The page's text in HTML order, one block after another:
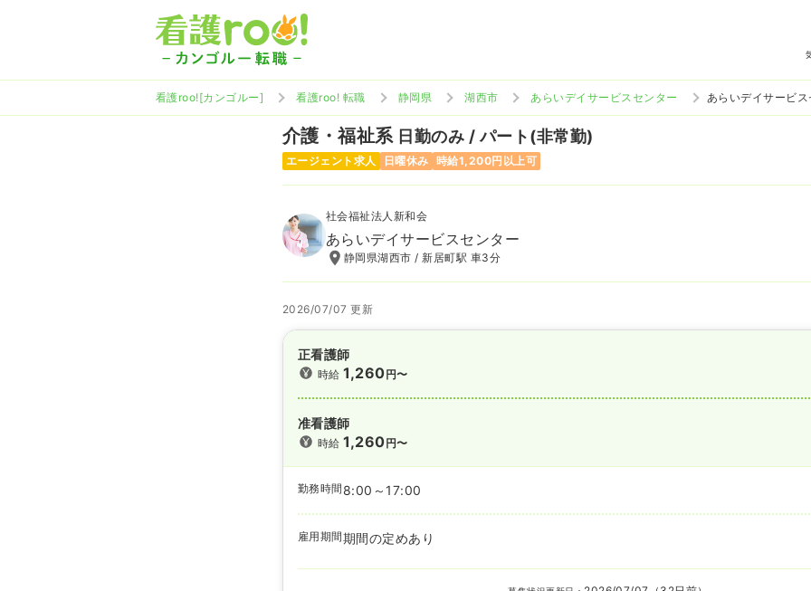
看護roo![カンゴルー] 看護roo! 転職 静岡県 湖西市 あらいデイサービスセンター あらいデイサービ
介護・福祉系 日勤のみ / パート(非常勤)
エージェント求人 日曜休み 時給1,200円以上可
社会福祉法人新和会
あらいデイサービスセンター
静岡県湖西市 / 新居町駅 車3分
2026/07/07 更新
正看護師
時給1,260円〜
准看護師
時給1,260円〜
勤務時間 8:00～17:00
雇用期間期間の定めあり